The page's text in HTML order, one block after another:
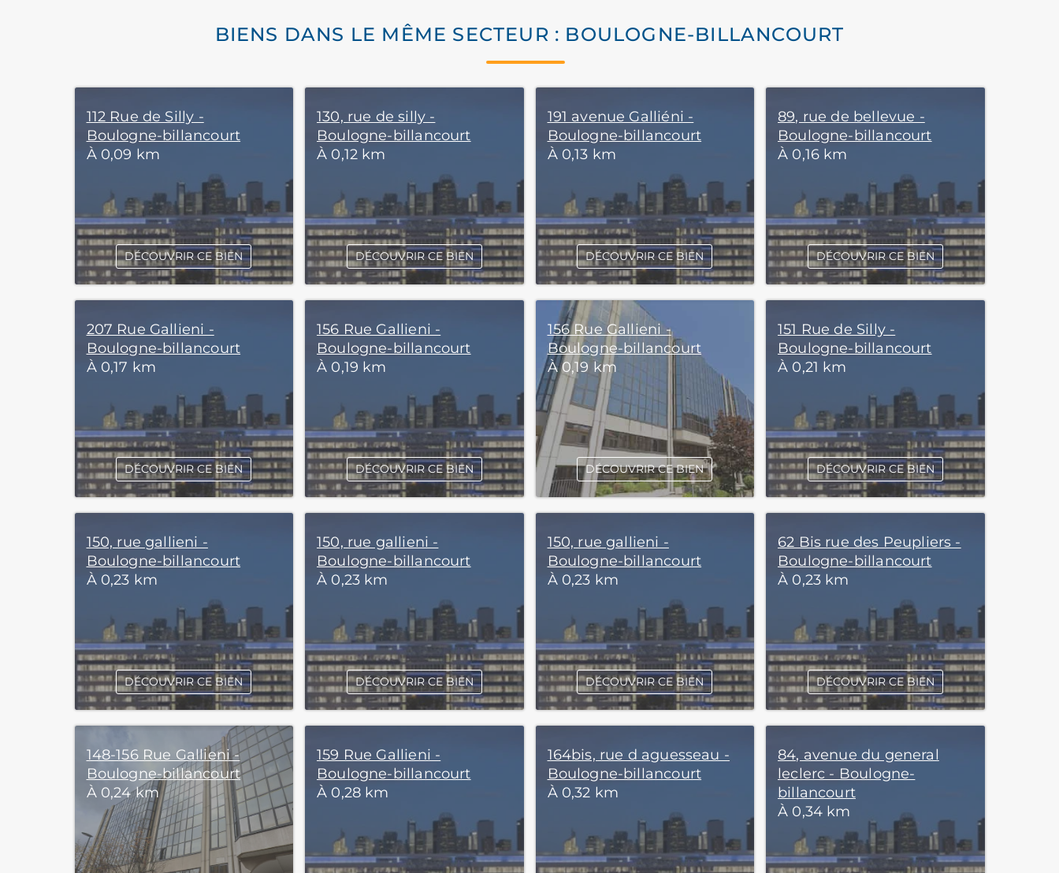
BIENS DANS LE MÊME SECTEUR : BOULOGNE-BILLANCOURT
112 Rue de Silly -
Boulogne-billancourt
À 0,09 km
DÉCOUVRIR CE BIEN
130, rue de silly -
Boulogne-billancourt
À 0,12 km
DÉCOUVRIR CE BIEN
191 avenue Galliéni -
Boulogne-billancourt
À 0,13 km
DÉCOUVRIR CE BIEN
89, rue de bellevue -
Boulogne-billancourt
À 0,16 km
DÉCOUVRIR CE BIEN
207 Rue Gallieni -
Boulogne-billancourt
À 0,17 km
DÉCOUVRIR CE BIEN
156 Rue Gallieni -
Boulogne-billancourt
À 0,19 km
DÉCOUVRIR CE BIEN
156 Rue Gallieni -
Boulogne-billancourt
À 0,19 km
DÉCOUVRIR CE BIEN
151 Rue de Silly -
Boulogne-billancourt
À 0,21 km
DÉCOUVRIR CE BIEN
150, rue gallieni -
Boulogne-billancourt
À 0,23 km
DÉCOUVRIR CE BIEN
150, rue gallieni -
Boulogne-billancourt
À 0,23 km
DÉCOUVRIR CE BIEN
150, rue gallieni -
Boulogne-billancourt
À 0,23 km
DÉCOUVRIR CE BIEN
62 Bis rue des Peupliers -
Boulogne-billancourt
À 0,23 km
DÉCOUVRIR CE BIEN
148-156 Rue Gallieni -
Boulogne-billancourt
À 0,24 km
159 Rue Gallieni -
Boulogne-billancourt
À 0,28 km
164bis, rue d aguesseau -
Boulogne-billancourt
À 0,32 km
84, avenue du general
leclerc - Boulogne-
billancourt
À 0,34 km